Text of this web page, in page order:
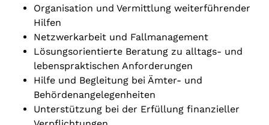
Organisation und Vermittlung weiterführender
Hilfen
Netzwerkarbeit und Fallmanagement
Lösungsorientierte Beratung zu alltags- und
lebenspraktischen Anforderungen
Hilfe und Begleitung bei Ämter- und
Behördenangelegenheiten
Unterstützung bei der Erfüllung finanzieller